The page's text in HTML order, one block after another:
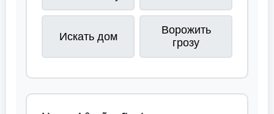
Искать дом
Ворожить
грозу